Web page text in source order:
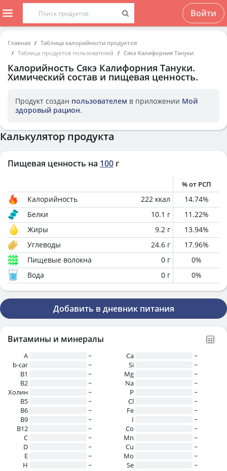
Войти
Главная
Таблица калорийности продуктов
Таблица продуктов пользователей
Сякэ Калифорния Тануки
Калорийность Сякэ Калифорния Тануки.
Химический состав и пищевая ценность.
Продукт создан пользователем в приложении Мой
здоровый рацион.
Калькулятор продукта
Пищевая ценность на 100 г
% от РСП
Калорийность 222 ккал 14.74%
Белки
10.1 г 11.22%
Жиры
9.2 г 13.94%
Углеводы
24.6 г 17.96%
Пищевые волокна
0 г 0%
Вода
0 г 0%
Добавить в дневник питания
Витамины и минералы
A
~
b-car
~
В1
~
B2
~
Холин
~
B5
~
B6
~
B9
~
B12
~
C
~
D
~
E
~
H
~
Ca
~
Si
~
Mg
~
Na
~
P
~
Cl
~
Fe
~
I
~
Co
~
Mn
~
Cu
~
Mo
~
Se
~